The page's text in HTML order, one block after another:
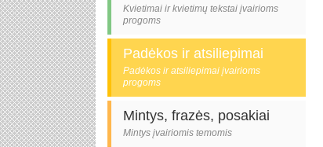
Kvietimai ir kvietimų tekstai įvairioms
progoms
Padėkos ir atsiliepimai
Padėkos ir atsiliepimai įvairioms
progoms
Mintys, frazės, posakiai
Mintys įvairiomis temomis